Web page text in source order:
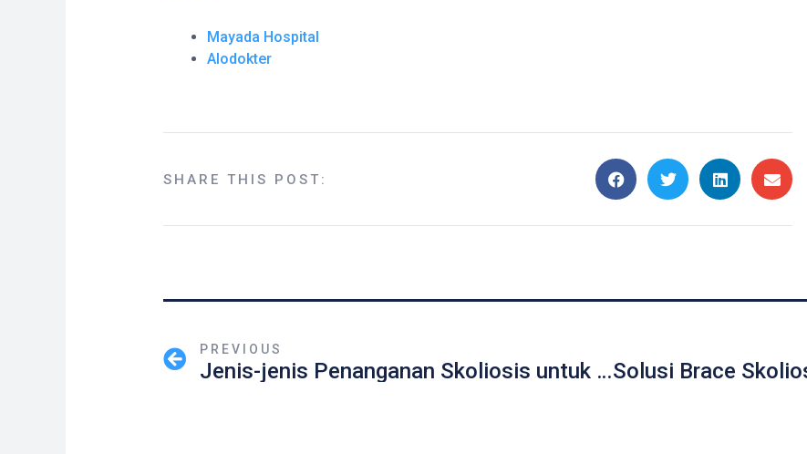
Mayada Hospital
Alodokter
SHARE THIS POST:
PREVIOUS
Jenis-jenis Penanganan Skoliosis untuk Anak dan Dewasa